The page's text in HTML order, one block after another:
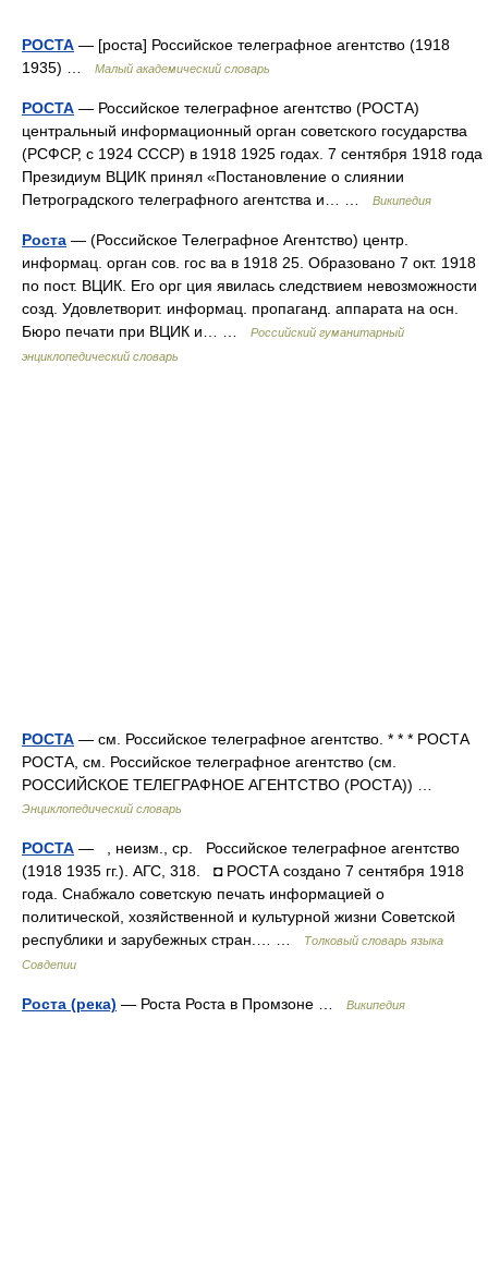
РОСТА — [роста] Российское телеграфное агентство (1918
1935) …
Малый академический словарь
РОСТА — Российское телеграфное агентство (РОСТА)
центральный информационный орган советского государства
(РСФСР, с 1924 СССР) в 1918 1925 годах. 7 сентября 1918 года
Президиум ВЦИК принял «Постановление о слиянии
Петроградского телеграфного агентства и… …
Википедия
Роста — (Российское Телеграфное Агентство) центр.
информац. орган сов. гос ва в 1918 25. Образовано 7 окт. 1918
по пост. ВЦИК. Его орг ция явилась следствием невозможности
созд. Удовлетворит. информац. пропаганд. аппарата на осн.
Бюро печати при ВЦИК и… …
Российский гуманитарный
энциклопедический словарь
РОСТА — см. Российское телеграфное агентство. * * * РОСТА
РОСТА, см. Российское телеграфное агентство (см.
РОССИЙСКОЕ ТЕЛЕГРАФНОЕ АГЕНТСТВО (РОСТА)) …
Энциклопедический словарь
РОСТА — , неизм., ср. Российское телеграфное агентство
(1918 1935 гг.). АГС, 318. ◘ РОСТА создано 7 сентября 1918
года. Снабжало советскую печать информацией о
политической, хозяйственной и культурной жизни Советской
республики и зарубежных стран.… …
Толковый словарь языка
Совдепии
Роста (река) — Роста Роста в Промзоне … Википедия